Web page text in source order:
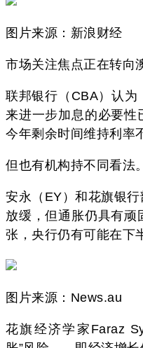
图片来源：新浪财经
市场关注焦点正在转向
联邦银行（CBA）认为
来进一步加息的必要性
今年剩余时间维持利率
但也有机构持不同看法。
安永（EY）和花旗银
放缓，但通胀仍具有顽
张，央行仍有可能在下
图片来源：News.au
花旗经济学家Faraz